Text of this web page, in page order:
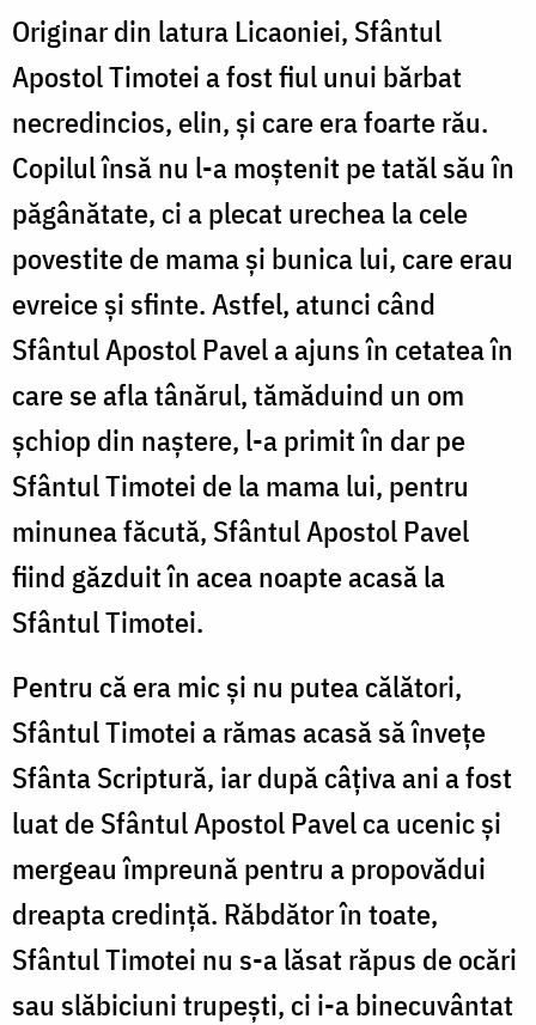
Originar din latura Licaoniei, Sfântul
Apostol Timotei a fost fiul unui bărbat
necredincios, elin, și care era foarte rău.
Copilul însă nu l-a moștenit pe tatăl său în
păgânătate, ci a plecat urechea la cele
povestite de mama și bunica lui, care erau
evreice și sfinte. Astfel, atunci când
Sfântul Apostol Pavel a ajuns în cetatea în
care se afla tânărul, tămăduind un om
șchiop din naștere, l-a primit în dar pe
Sfântul Timotei de la mama lui, pentru
minunea făcută, Sfântul Apostol Pavel
fiind găzduit în acea noapte acasă la
Sfântul Timotei.
Pentru că era mic și nu putea călători,
Sfântul Timotei a rămas acasă să învețe
Sfânta Scriptură, iar după câțiva ani a fost
luat de Sfântul Apostol Pavel ca ucenic și
mergeau împreună pentru a propovădui
dreapta credință. Răbdător în toate,
Sfântul Timotei nu s-a lăsat răpus de ocări
sau slăbiciuni trupești, ci i-a binecuvântat